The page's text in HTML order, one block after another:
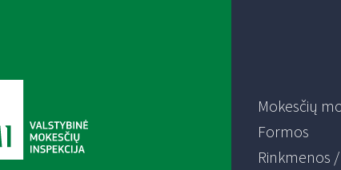
Mokesčių
Formos
Rinkmenos